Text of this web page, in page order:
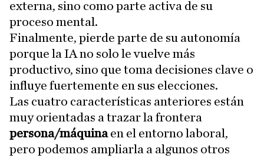
externa, sino como parte activa de su
proceso mental.
Finalmente, pierde parte de su autonomía
porque la IA no solo le vuelve más
productivo, sino que toma decisiones clave o
influye fuertemente en sus elecciones.
Las cuatro características anteriores están
muy orientadas a trazar la frontera
persona/máquinaen el entorno laboral,
pero podemos ampliarla a algunos otros